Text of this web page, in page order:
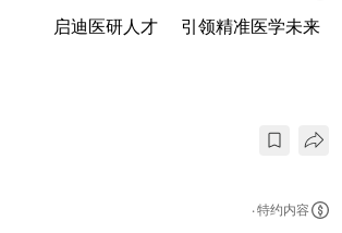
启迪医研人才 引领精准医学未来
特约内容